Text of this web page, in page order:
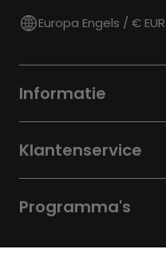
Europa Engels / € EUR
Informatie
Klantenservice
Programma's